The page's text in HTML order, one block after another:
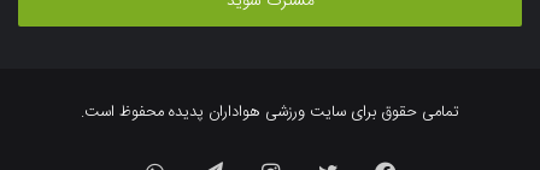
وارد
تمامی حقوق برای سایت ورزشی هواداران پدیده محفوظ است.